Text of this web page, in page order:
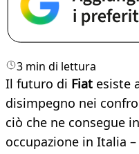
3 min di lettura
Il futuro di Fiat esiste
disimpegno nei
ciò che ne consegue
occupazione in Italia